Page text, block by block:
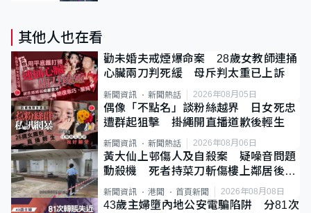
其他人也在看
勸未婚夫戒煙爆命案 28歲女教師連捅
心臟兩刀判死緩 母斥判太重已上訴
新聞資訊 新聞熱話 2026年08月05日
偶像「不點名」談粉絲越界 日女死忠
遭群起狙擊 掛繩開直播道歉後輕生
新聞資訊 新聞熱話 2026年08月06日
黃大仙上邨傷人及自殺案 疑噪音問題
動殺機 死者持菜刀斬傷樓上鄰居後墮
斃
新聞資訊 港聞 首頁新聞 2026年08月08日
43歲主婦墮內地公安電騙陷阱 分81次